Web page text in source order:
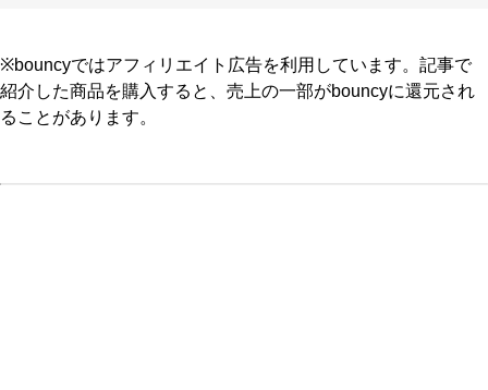
※bouncyではアフィリエイト広告を利用しています。記事で
紹介した商品を購入すると、売上の一部がbouncyに還元され
ることがあります。